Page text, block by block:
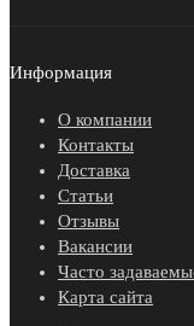
Информация
О компании
Контакты
Доставка
Статьи
Отзывы
Вакансии
Часто
Карта сайта